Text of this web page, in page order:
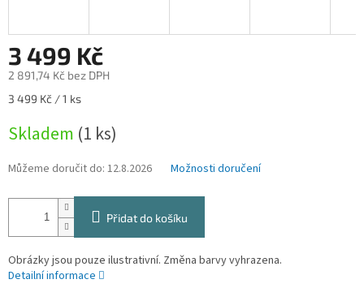
3 499 Kč
2 891,74 Kč bez DPH
Měrná
3 499 Kč / 1 ks
Skladem (1 ks)
Můžeme doručit do: 12.8.2026 Možnosti doručení
Přidat do košíku
Obrázky jsou pouze ilustrativní. Změna barvy vyhrazena.
Detailní informace